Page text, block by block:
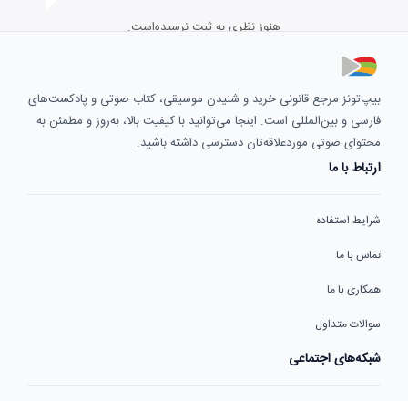
هنوز نظری به ثبت نرسیده‌است.
بیپ‌تونز مرجع قانونی خرید و شنیدن موسیقی، کتاب صوتی و پادکست‌های
فارسی و بین‌المللی است. اینجا می‌توانید با کیفیت بالا، به‌روز و مطمئن به
محتوای صوتی موردعلاقه‌تان دسترسی داشته باشید.
ارتباط با ما
شرایط استفاده
تماس با ما
همکاری با ما
سوالات متداول
شبکه‌های اجتماعی